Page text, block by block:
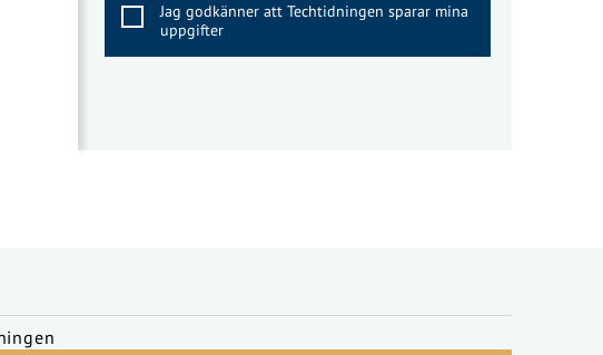
Jag godkänner att Techtidningen sparar mina
uppgifter